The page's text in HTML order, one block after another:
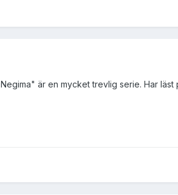
är en mycket trevlig serie. Har